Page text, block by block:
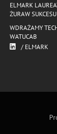
ELMARK
ŻURAW
WDRAŻAMY
WATUCAB
/ ELMARK